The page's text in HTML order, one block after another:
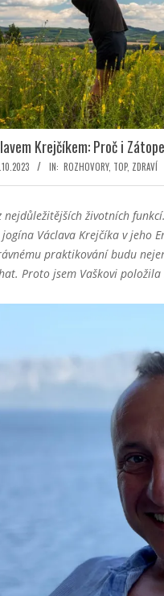
Krejčíkem: Proč i
IN: ROZHOVORY, TOP, ZDRAVÍ
nejdůležitějších životních
Václava Krejčíka v jeho
praktikování budu
Proto jsem Vaškovi